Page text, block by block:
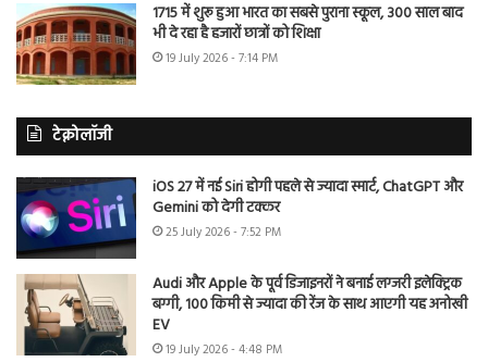
1715 में शुरू हुआ भारत का सबसे पुराना स्कूल, 300 साल बाद
भी दे रहा है हजारों छात्रों को शिक्षा
19 July 2026 - 7:14 PM
टेक्नोलॉजी
iOS 27 में नई Siri होगी पहले से ज्यादा स्मार्ट, ChatGPT और
Gemini को देगी टक्कर
25 July 2026 - 7:52 PM
Audi और Apple के पूर्व डिजाइनरों ने बनाई लग्जरी इलेक्ट्रिक
बग्गी, 100 किमी से ज्यादा की रेंज के साथ आएगी यह अनोखी
EV
19 July 2026 - 4:48 PM